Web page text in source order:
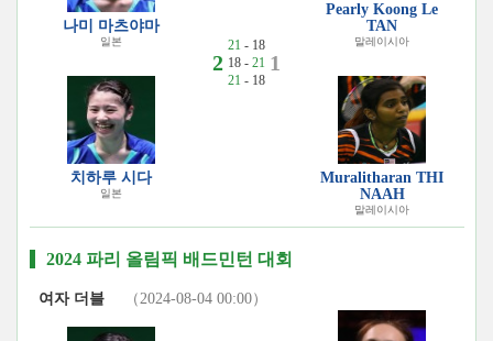
나미 마츠야마
일본
치하루 시다
일본
2
21 - 18
18 - 21
21 - 18
1
Pearly Koong Le
TAN
말레이시아
Muralitharan THI
NAAH
말레이시아
2024 파리 올림픽 배드민턴 대회
여자 더블 （2024-08-04 00:00）